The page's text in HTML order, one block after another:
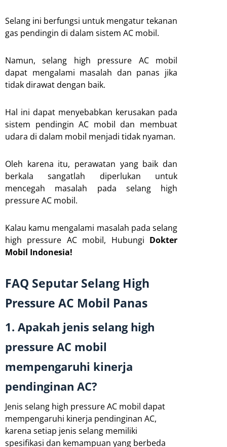
Selang ini berfungsi untuk mengatur tekanan
gas pendingin di dalam sistem AC mobil.
Namun, selang high pressure AC mobil
dapat mengalami masalah dan panas jika
tidak dirawat dengan baik.
Hal ini dapat menyebabkan kerusakan pada
sistem pendingin AC mobil dan membuat
udara di dalam mobil menjadi tidak nyaman.
Oleh karena itu, perawatan yang baik dan
berkala sangatlah diperlukan untuk
mencegah masalah pada selang high
pressure AC mobil.
Kalau kamu mengalami masalah pada selang
high pressure AC mobil, Hubungi Dokter
Mobil Indonesia!
FAQ Seputar Selang High
Pressure AC Mobil Panas
1. Apakah jenis selang high
pressure AC mobil
mempengaruhi kinerja
pendinginan AC?
Jenis selang high pressure AC mobil dapat
mempengaruhi kinerja pendinginan AC,
karena setiap jenis selang memiliki
spesifikasi dan kemampuan yang berbeda